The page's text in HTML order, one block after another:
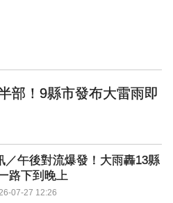
部！9縣市發布大雷雨即
／午後對流爆發！大雨轟13縣
路下到晚上
07-27 12:26